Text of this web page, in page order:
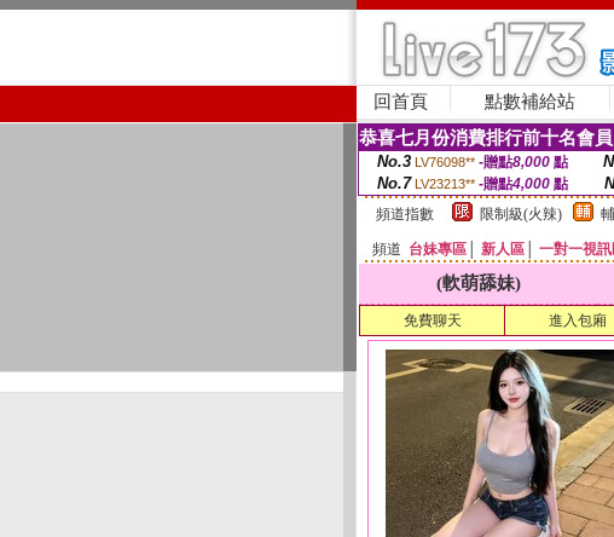
回首頁 點數補給站
恭喜七月份消費排行前十名會
No.3 LV76098** -贈點8,000點
No.7 LV23213** -贈點4,000 點
頻道指數
限制級(火辣)
頻道 台妹專區 新人區 一對一視
(軟萌舔妹)
免費聊天 進入包廂